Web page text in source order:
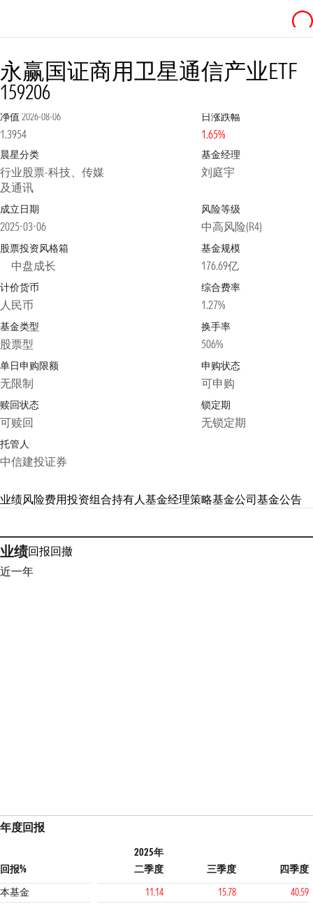
永赢国证商用卫星通信产业ETF
159206
净值 2026-08-06
1.3954
日涨跌幅
1.65%
晨星分类
行业股票-科技、传媒
及通讯
基金经理
刘庭宇
成立日期
2025-03-06
风险等级
中高风险(R4)
股票投资风格箱
中盘成长
基金规模
176.69亿
计价货币
人民币
综合费率
1.27%
基金类型
股票型
换手率
506%
单日申购限额
无限制
申购状态
可申购
赎回状态
可赎回
锁定期
无锁定期
托管人
中信建投证券
业绩风险费用投资组合持有人基金经理策略基金公司基金公告
业绩回报回撤
近一年
年度回报
回报%
2025年
二季度
三季度
四季度
本基金
11.14 15.78
40.59